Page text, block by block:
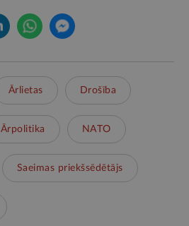
Ārlietas Drošība
Ārpolitika NATO
Saeimas priekšsēdētājs